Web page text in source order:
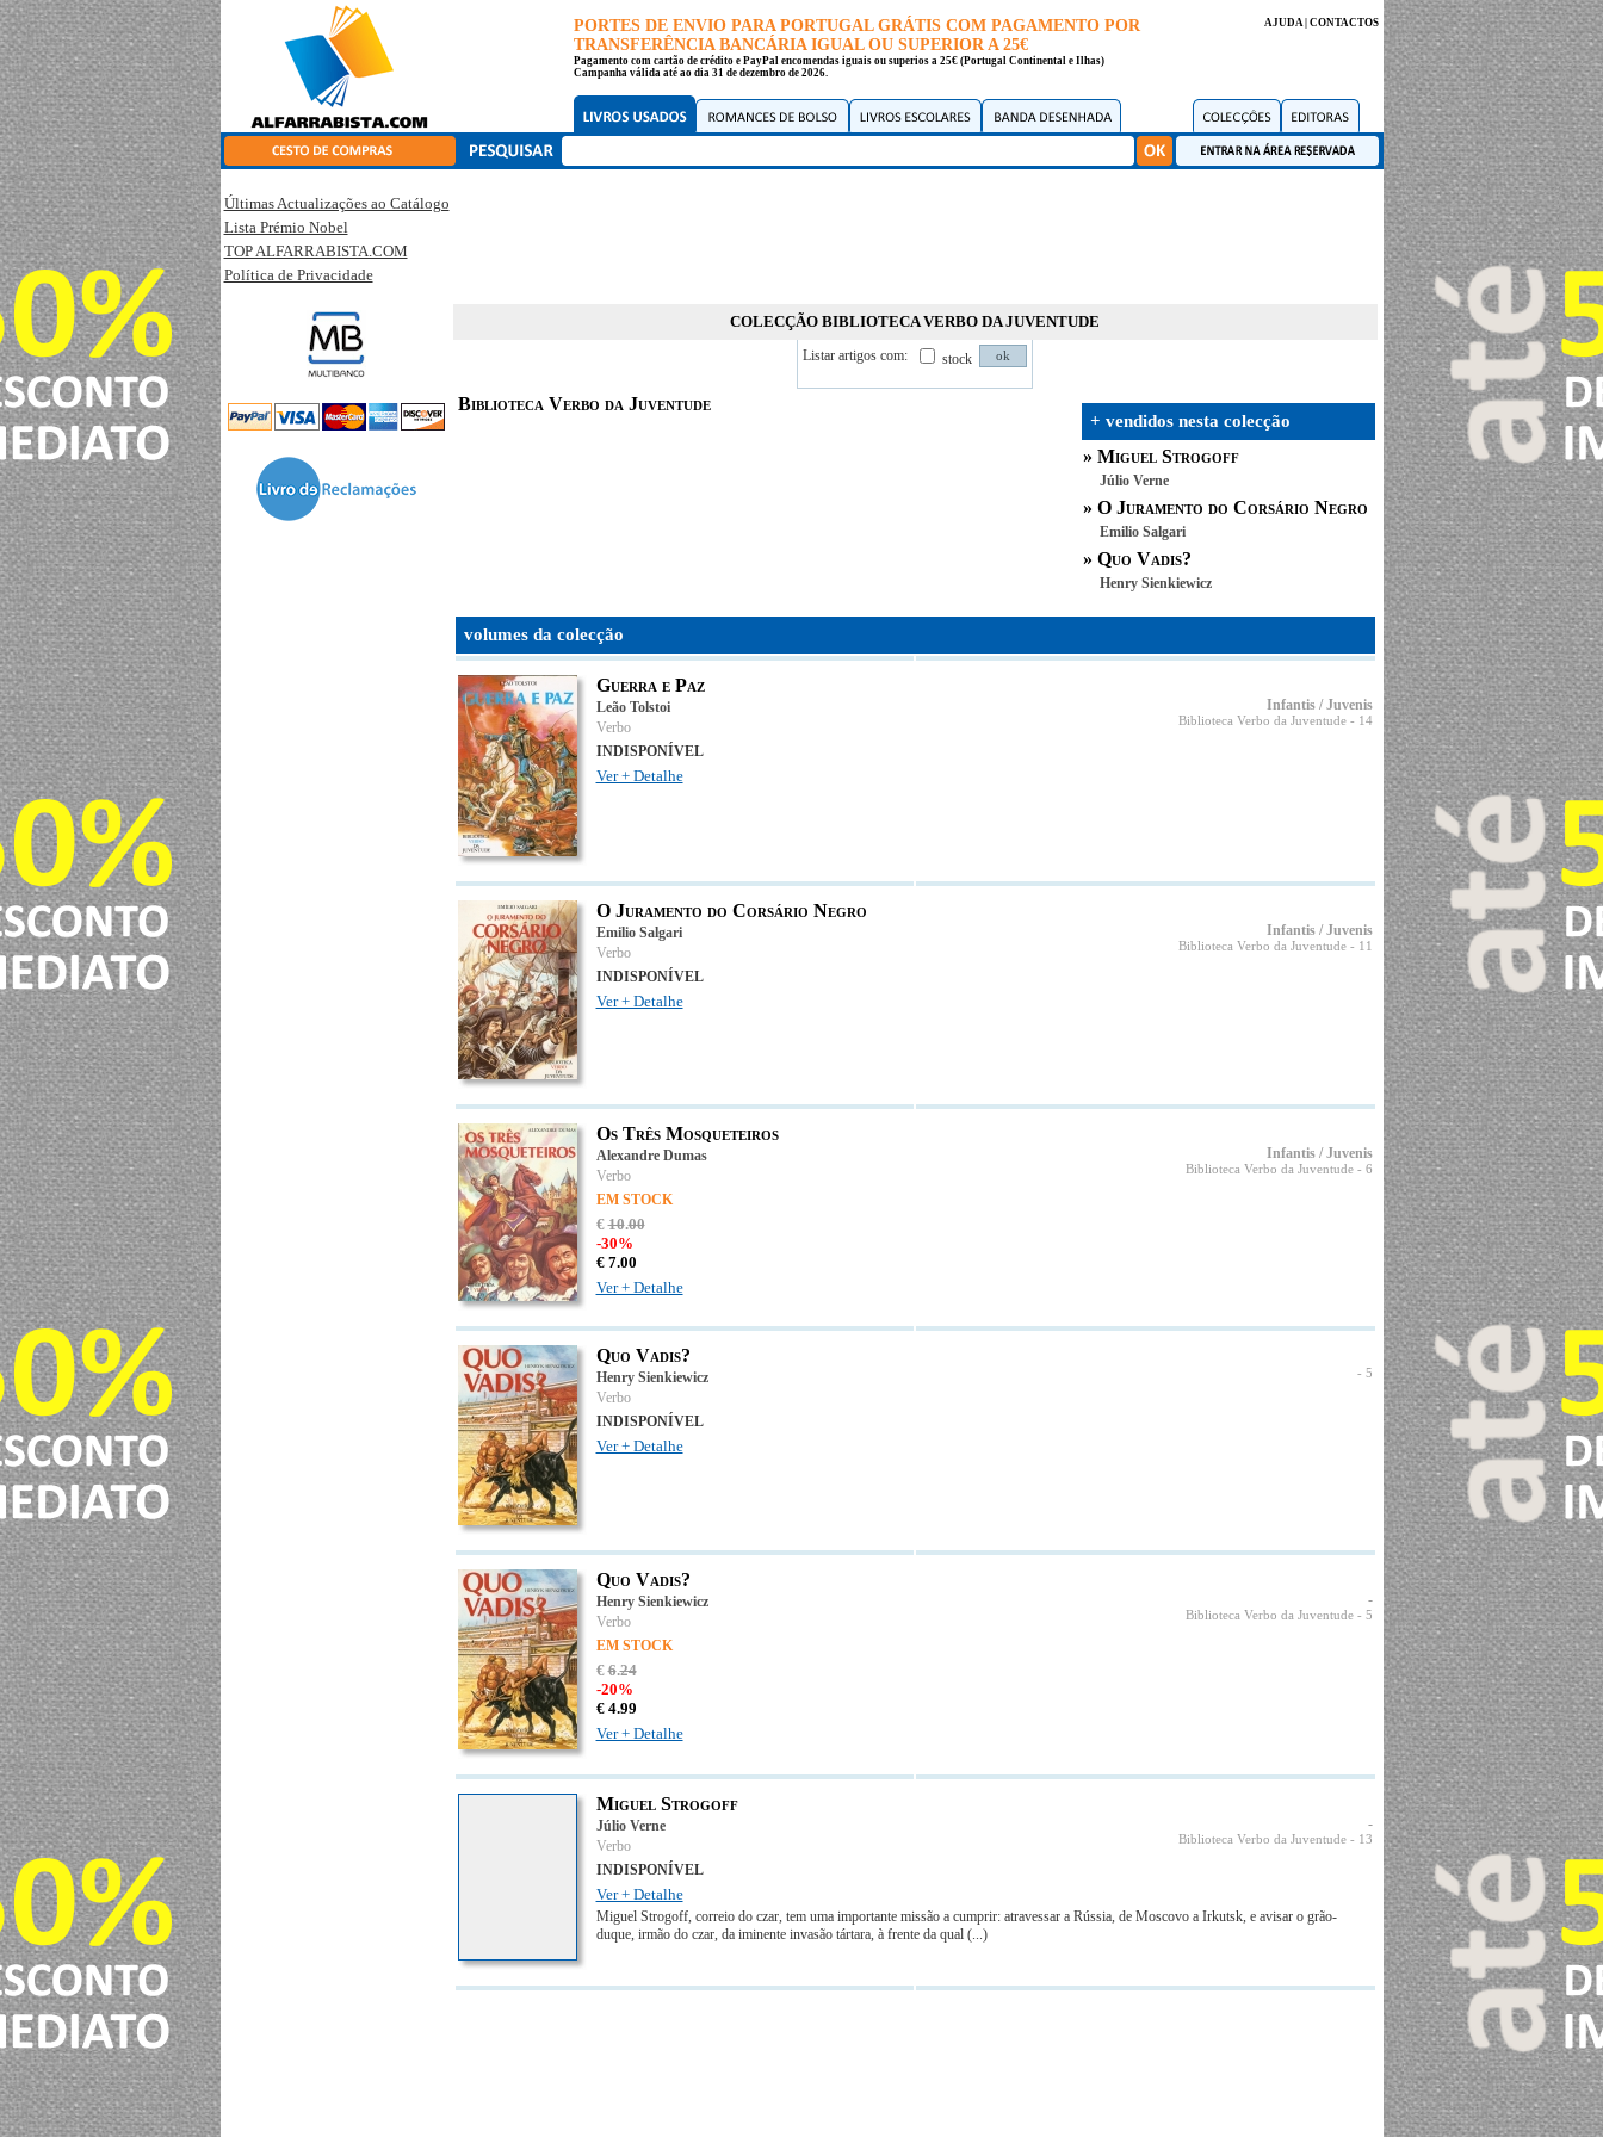
PORTES DE ENVIO PARA PORTUGAL GRÁTIS COM PAGAMENTO POR
TRANSFERÊNCIA BANCÁRIA IGUAL OU SUPERIOR A 25€
Pagamento com cartão de crédito e PayPal encomendas iguais ou superios a 25€ (Portugal Continental e Ilhas)
Campanha válida até ao dia 31 de dezembro de 2026.
AJUDA| CONTACTOS
Últimas Actualizações ao Catálogo
Lista Prémio Nobel
TOP ALFARRABISTA.COM
Política de Privacidade
COLECÇÃO BIBLIOTECA VERBO DA JUVENTUDE
Listar artigos com: stock
Biblioteca Verbo da Juventude
+ vendidos nesta colecção
» Miguel Strogoff
Júlio Verne
» O Juramento do Corsário Negro
Emilio Salgari
» Quo Vadis?
Henry Sienkiewicz
volumes da colecção
Guerra e Paz
Leão Tolstoi
Verbo
INDISPONÍVEL
Ver + Detalhe
Infantis / Juvenis
Biblioteca Verbo da Juventude- 14
O Juramento do Corsário Negro
Emilio Salgari
Verbo
INDISPONÍVEL
Ver + Detalhe
Infantis / Juvenis
Biblioteca Verbo da Juventude- 11
Os Três Mosqueteiros
Alexandre Dumas
Verbo
EM STOCK
€10.00
-30%
€ 7.00
Ver + Detalhe
Infantis / Juvenis
Biblioteca Verbo da Juventude- 6
Quo Vadis?
Henry Sienkiewicz
Verbo
INDISPONÍVEL
Ver + Detalhe
- 5
Quo Vadis?
Henry Sienkiewicz
Verbo
EM STOCK
€6.24
-20%
€ 4.99
Ver + Detalhe
-
Biblioteca Verbo da Juventude- 5
Miguel Strogoff
Júlio Verne
Verbo
INDISPONÍVEL
Ver + Detalhe
-
Biblioteca Verbo da Juventude- 13
Miguel Strogoff, correio do czar, tem uma importante missão a cumprir: atravessar a Rússia, de Moscovo a Irkutsk, e avisar o grão-
duque, irmão do czar, da iminente invasão tártara, à frente da qual (...)